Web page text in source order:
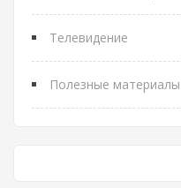
Телевидение
Полезные материалы